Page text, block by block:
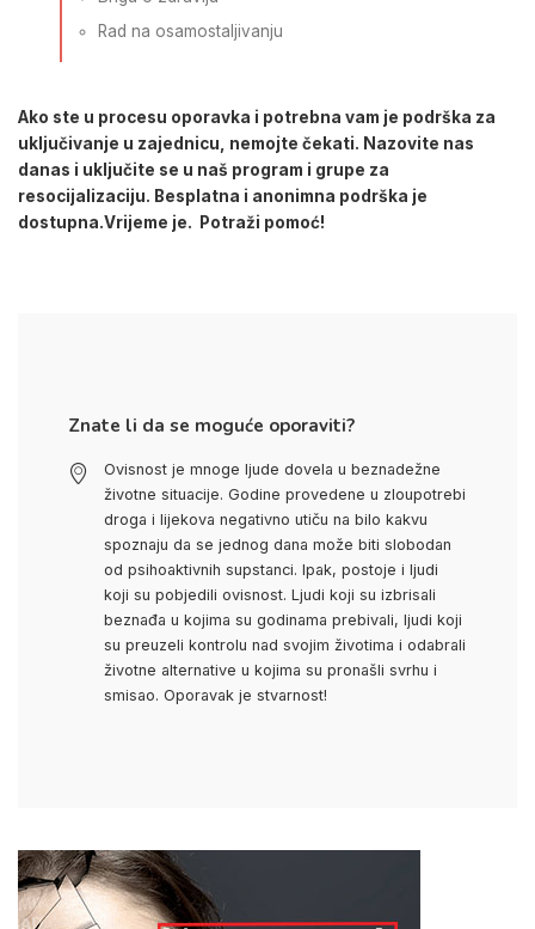
Rad na osamostaljivanju
Ako ste u procesu oporavka i potrebna vam je podrška za
uključivanje u zajednicu, nemojte čekati. Nazovite nas
danas i uključite se u naš program i grupe za
resocijalizaciju. Besplatna i anonimna podrška je
dostupna.Vrijeme je. Potraži pomoć!
Znate li da se moguće oporaviti?
Ovisnost je mnoge ljude dovela u beznadežne
životne situacije. Godine provedene u zloupotrebi
droga i lijekova negativno utiču na bilo kakvu
spoznaju da se jednog dana može biti slobodan
od psihoaktivnih supstanci. Ipak, postoje i ljudi
koji su pobjedili ovisnost. Ljudi koji su izbrisali
beznađa u kojima su godinama prebivali, ljudi koji
su preuzeli kontrolu nad svojim životima i odabrali
životne alternative u kojima su pronašli svrhu i
smisao. Oporavak je stvarnost!